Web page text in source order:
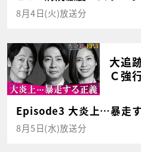
8月4日(火)放送分
大追
Ｃ強
Episode3 大炎上…暴走
8月5日(水)放送分